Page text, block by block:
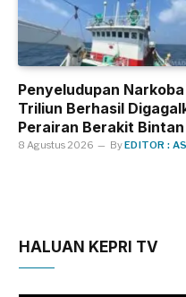
Penyeludupan
Triliun Berhasil
Perairan Berakit Bintan
8 Agustus 2026 ByEDITOR :
HALUAN KEPRI TV